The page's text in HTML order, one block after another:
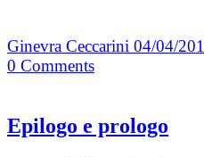
Ginevra Ceccarini 04/04/
0 Comments
Epilogo e prologo